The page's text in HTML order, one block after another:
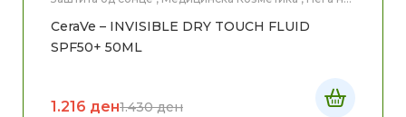
CeraVe – INVISIBLE DRY TOUCH FLUID
SPF50+ 50ML
1.430ден
1.216 ден